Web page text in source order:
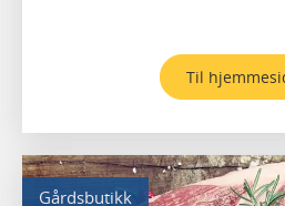
Til
Gårdsbutikk